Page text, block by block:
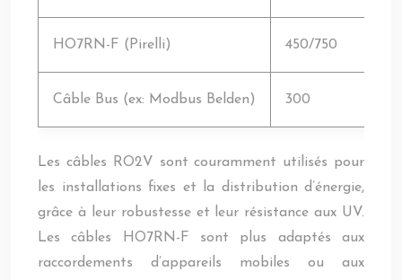
HO7RN-F (Pirelli) 450/750
Câble Bus (ex: Modbus Belden) 300
Les câbles RO2V sont couramment utilisés pour
les installations fixes et la distribution d’énergie,
grâce à leur robustesse et leur résistance aux UV.
Les câbles HO7RN-F sont plus adaptés aux
raccordements d’appareils mobiles ou aux